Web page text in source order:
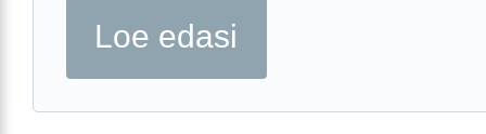
Loe edasi